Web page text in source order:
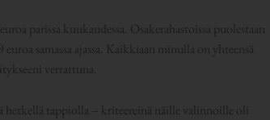
parissa kuukaudessa. Osakerahastoissa puolestaan
samassa ajassa. Kaikkiaan minulla on yhteensä
verrattuna.
tappiolla – kriteereinä näille valinnoille oli